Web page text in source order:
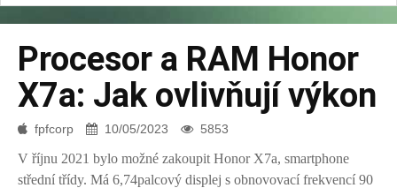
Procesor a RAM Honor
X7a: Jak ovlivňují výkon
fpfcorp 10/05/2023 5853
V říjnu 2021 bylo možné zakoupit Honor X7a, smartphone
střední třídy. Má 6,74palcový displej s obnovovací frekvencí 90